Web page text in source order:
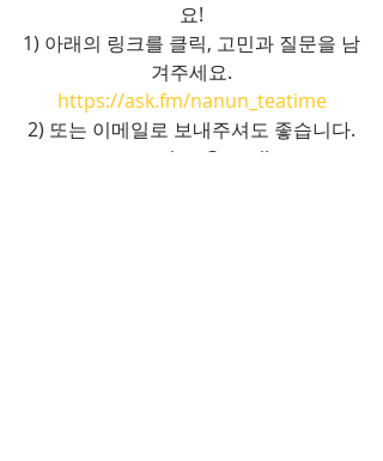
요!
1) 아래의 링크를 클릭, 고민과 질문을 남
겨주세요.
https://ask.fm/nanun_teatime
2) 또는 이메일로 보내주셔도 좋습니다.
nanun.teatime@gmail.com